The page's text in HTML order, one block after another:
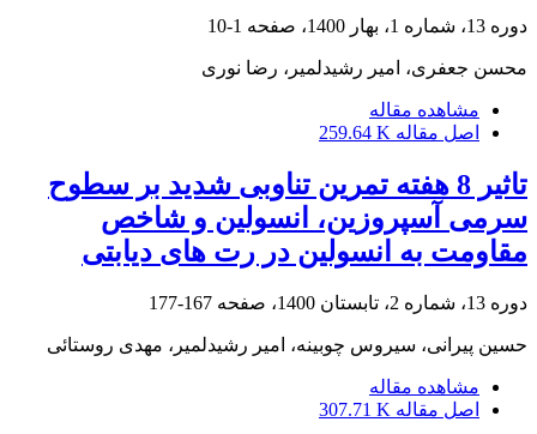
دوره 13، شماره 1، بهار 1400، صفحه 1-10
محسن جعفری، امیر رشیدلمیر، رضا نوری
مشاهده مقاله
اصل مقاله 259.64 K
تاثیر 8 هفته تمرین تناوبی شدید بر سطوح
سرمی آسپروزین، انسولین و شاخص
مقاومت به انسولین در رت های دیابتی
دوره 13، شماره 2، تابستان 1400، صفحه 167-177
حسین پیرانی، سیروس چوبینه، امیر رشیدلمیر، مهدی روستائی
مشاهده مقاله
اصل مقاله 307.71 K